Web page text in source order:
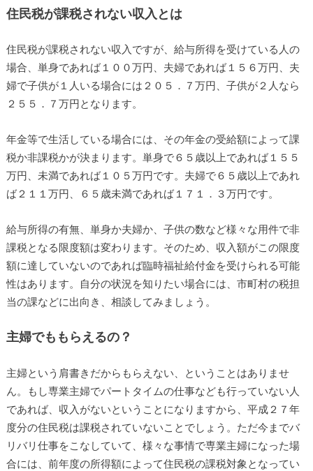
住民税が課税されない収入とは
住民税が課税されない収入ですが、給与所得を受けている人の
場合、単身であれば１００万円、夫婦であれば１５６万円、夫
婦で子供が１人いる場合には２０５．７万円、子供が２人なら
２５５．７万円となります。
年金等で生活している場合には、その年金の受給額によって課
税か非課税かが決まります。単身で６５歳以上であれば１５５
万円、未満であれば１０５万円です。夫婦で６５歳以上であれ
ば２１１万円、６５歳未満であれば１７１．３万円です。
給与所得の有無、単身か夫婦か、子供の数など様々な用件で非
課税となる限度額は変わります。そのため、収入額がこの限度
額に達していないのであれば臨時福祉給付金を受けられる可能
性はあります。自分の状況を知りたい場合には、市町村の税担
当の課などに出向き、相談してみましょう。
主婦でももらえるの？
主婦という肩書きだからもらえない、ということはありませ
ん。もし専業主婦でパートタイムの仕事なども行っていない人
であれば、収入がないということになりますから、平成２７年
度分の住民税は課税されていないことでしょう。ただ今までバ
リバリ仕事をこなしていて、様々な事情で専業主婦になった場
合には、前年度の所得額によって住民税の課税対象となってい